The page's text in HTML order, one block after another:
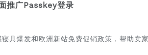
推广Passkey登录
具爆发和欧洲新站免费促销政策，帮助卖